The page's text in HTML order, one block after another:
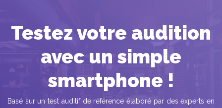
Testez votre audition
avec un simple
smartphone !
Basé sur un test auditif de référence élaboré par des experts en